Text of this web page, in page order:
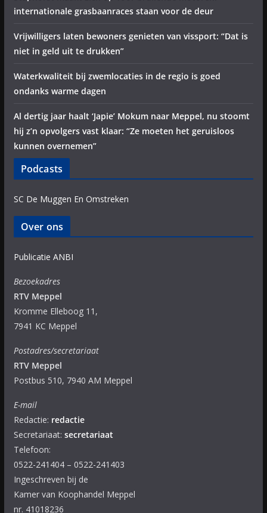
internationale grasbaanraces staan voor de deur
Vrijwilligers laten bewoners genieten van vissport: “Dat is
niet in geld uit te drukken”
Waterkwaliteit bij zwemlocaties in de regio is goed
ondanks warme dagen
Al dertig jaar haalt ‘Japie’ Mokum naar Meppel, nu stoomt
hij z’n opvolgers vast klaar: “Ze moeten het geruisloos
kunnen overnemen”
Podcasts
SC De Muggen En Omstreken
Over ons
Publicatie ANBI
Bezoekadres
RTV Meppel
Kromme Elleboog 11,
7941 KC Meppel
Postadres/secretariaat
RTV Meppel
Postbus 510, 7940 AM Meppel
E-mail
Redactie: redactie
Secretariaat: secretariaat
Telefoon:
0522-241404 – 0522-241403
Ingeschreven bij de
Kamer van Koophandel Meppel
nr. 41018236